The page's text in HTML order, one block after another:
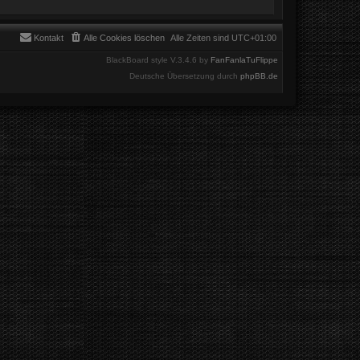
Alle Zeiten sind UTC+01:00
Alle Cookies löschen
Kontakt
BlackBoard style V.3.4.6 by FanFanlaTuFlippe
Deutsche Übersetzung durch phpBB.de